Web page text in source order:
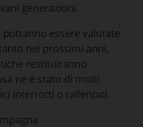
generazioni.
potranno essere valutate
nei prossimi anni,
restituiranno
ne è stato di molti
interrotti o rallentati.